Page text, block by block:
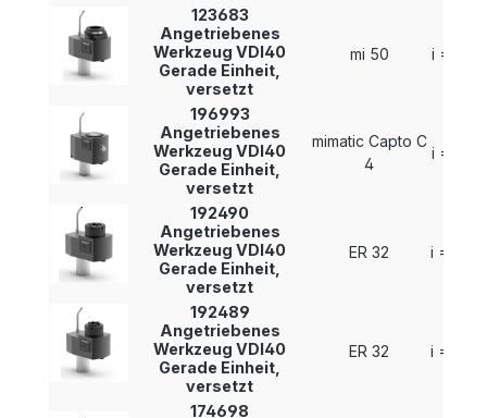
123683
Angetriebenes
Werkzeug VDI40
Gerade Einheit,
versetzt
mi 50 i = 1 : 1
196993
Angetriebenes
Werkzeug VDI40
Gerade Einheit,
versetzt
mimatic Capto C
4
i = 1 : 1
192490
Angetriebenes
Werkzeug VDI40
Gerade Einheit,
versetzt
ER 32 i = 1 : 2
192489
Angetriebenes
Werkzeug VDI40
Gerade Einheit,
versetzt
ER 32 i = 1 : 2
174698